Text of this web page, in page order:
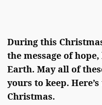
During this
the message of
Earth. May all of
yours to keep.
Christmas.